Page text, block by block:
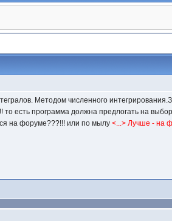
Методом численного
есть программа должна предлогать на
на форуме???!!! или по мылу<...> Лучше - на